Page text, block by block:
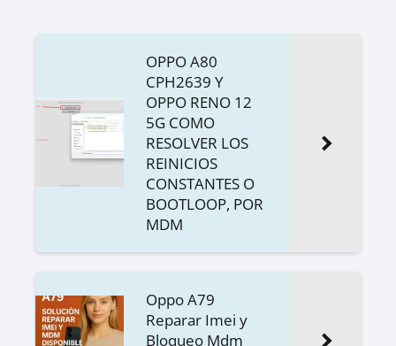
OPPO A80
CPH2639 Y
OPPO RENO 12
5G COMO
RESOLVER LOS
REINICIOS
CONSTANTES O
BOOTLOOP, POR
MDM
Oppo A79
Reparar Imei y
Bloqueo Mdm